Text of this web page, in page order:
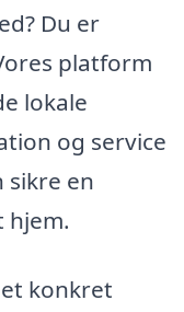
Du er
platform
lokale
og service
sikre en
hjem.
konkret